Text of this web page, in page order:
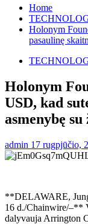
Home
Holonym
pasaulinę
Holonym
USD, kad
asmenybę
admin 17 rugpjūčio,
**DELAWARE,
16 d./Chainwire/–**
dalyvauja Arrington